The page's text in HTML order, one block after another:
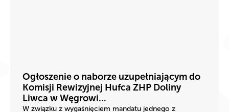
Ogłoszenie o naborze uzupełniającym do
Komisji Rewizyjnej Hufca ZHP Doliny
Liwca w Węgrowi...
W związku z wygaśnięciem mandatu jednego z